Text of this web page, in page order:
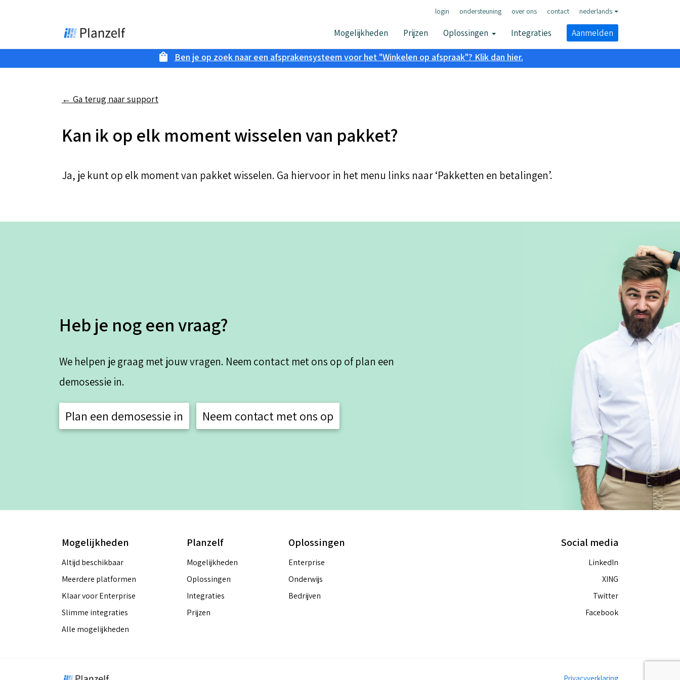
login ondersteuning over ons contact nederlands
Mogelijkheden Prijzen Oplossingen Integraties Aanmelden
Ben je op zoek naar een afsprakensysteem voor het "Winkelen op afspraak"? Klik dan hier.
← Ga terug naar support
Kan ik op elk moment wisselen van pakket?
Ja, je kunt op elk moment van pakket wisselen. Ga hiervoor in het menu links naar ‘Pakketten en betalingen’.
Heb je nog een vraag?
We helpen je graag met jouw vragen. Neem contact met ons op of plan een
demosessie in.
Plan een demosessie in Neem contact met ons op
Mogelijkheden
Altijd beschikbaar
Meerdere platformen
Klaar voor Enterprise
Slimme integraties
Alle mogelijkheden
Planzelf
Mogelijkheden
Oplossingen
Integraties
Prijzen
Oplossingen
Enterprise
Onderwijs
Bedrijven
Social media
LinkedIn
XING
Twitter
Facebook